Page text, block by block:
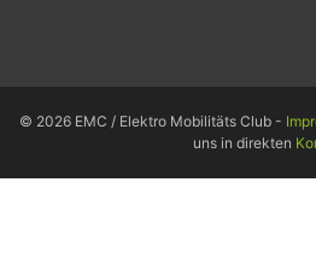
© 2026 EMC / Elektro Mobilitäts Club -
uns in direkten